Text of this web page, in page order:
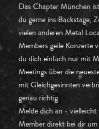
Das Chapter München
du gerne ins Backstage,
vielen anderen Metal
Members geile Konzerte
du dich einfach nur mit
Meetings über die
mit Gleichgesinnten
genau richtig.
Melde dich an -
Member direkt bei dir